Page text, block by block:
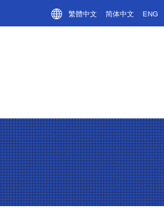
繁體中文 简体中文 ENG